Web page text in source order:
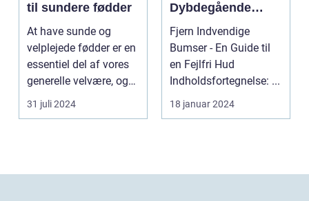
til sundere fødder
At have sunde og
velplejede fødder er en
essentiel del af vores
generelle velvære, og
d...
31 juli 2024
Dybdegående
Oversigt til
Skønheds- og
Kosmetikforbruger
e
Fjern Indvendige
Bumser - En Guide til
en Fejlfri Hud
Indholdsfortegnelse: ...
18 januar 2024